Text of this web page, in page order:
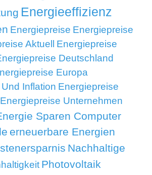
Energieeffizienz
Energiepreise Energiepreise
Aktuell
Energiepreise
Deutschland
Europa
Inflation Energiepreise
Energiepreise Unternehmen
Sparen Computer
erneuerbare Energien
Nachhaltige
Photovoltaik